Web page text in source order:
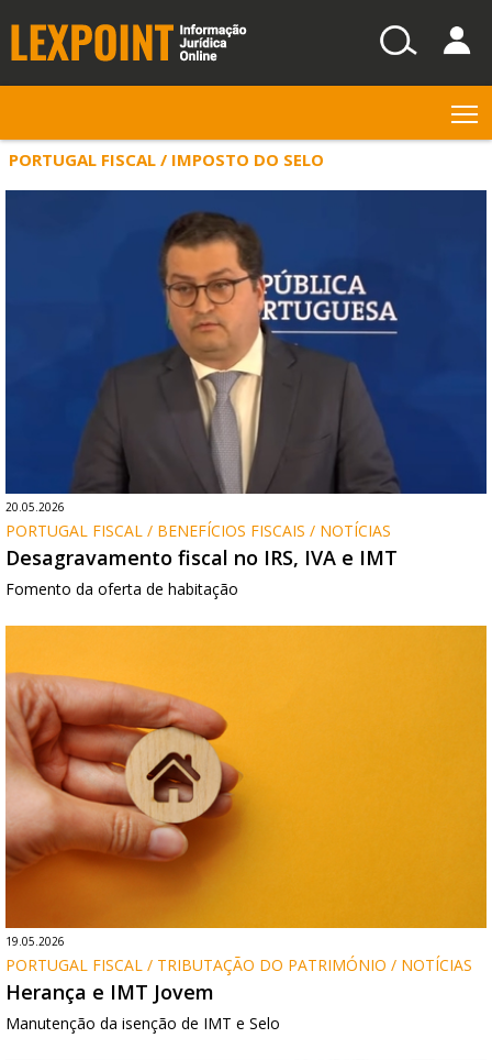
PORTUGAL FISCAL / IMPOSTO DO SELO
20.05.2026
PORTUGAL FISCAL / BENEFÍCIOS FISCAIS / NOTÍCIAS
Desagravamento fiscal no IRS, IVA e IMT
Fomento da oferta de habitação
19.05.2026
PORTUGAL FISCAL / TRIBUTAÇÃO DO PATRIMÓNIO / NOTÍCIAS
Herança e IMT Jovem
Manutenção da isenção de IMT e Selo